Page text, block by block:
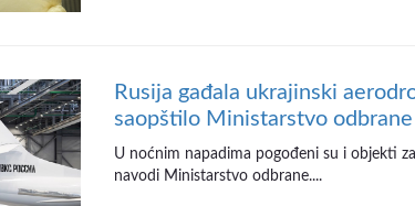
Rusija gađala ukrajinski
saopštilo Ministarstvo odbrane
U noćnim napadima pogođeni su i objekti
navodi Ministarstvo odbrane....